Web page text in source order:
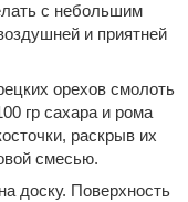
с небольшим
и приятней
орехов смолоть
гр сахара и рома
раскрыв их
смесью.
доску. Поверхность